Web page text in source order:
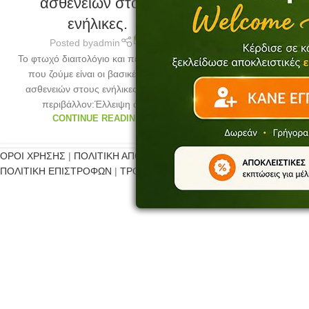
ενήλικες.
Posted byadmin
Το φτωχό διαιτολόγιο και περιβάλλον
που ζούμε είναι οι βασικές αιτίες
ασθενειών στους ενήλικες.Φτωχό
περιβάλλον:Έλλειψη άσ...
CONTINUE READING
ΟΡΟΙ ΧΡΗΣΗΣ | ΠΟΛΙΤΙΚΗ ΑΠΟΡΡΗΤΟΥ
ΠΟΛΙΤΙΚΗ ΕΠΙΣΤΡΟΦΩΝ | ΤΡΟΠΟΙ ΠΛΗΡΩΜΗΣ